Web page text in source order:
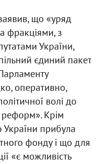
що «уряд
фракціями, з
України,
єдиний пакет
оперативно,
волі до
Крім
України прибула
фонду і що для
«є можливість